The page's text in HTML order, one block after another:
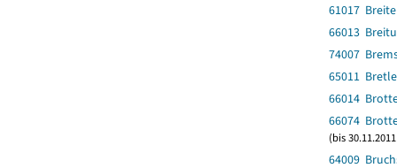
61017
66013
74007
65011
66014
66074
(bis
64009